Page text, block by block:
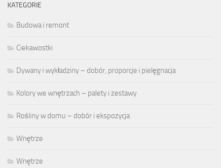
KATEGORIE
Budowa i remont
Ciekawostki
Dywany i wykładziny – dobór, proporcje i pielęgnacja
Kolory we wnętrzach – palety i zestawy
Rośliny w domu – dobór i ekspozycja
Wnętrze
Wnętrze